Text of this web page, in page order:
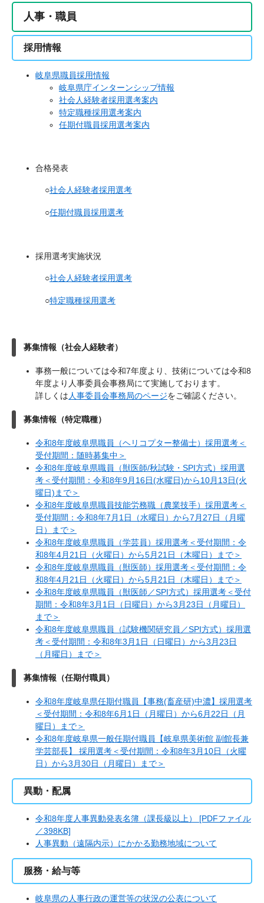
人事・職員
採用情報
岐阜県職員採用情報
岐阜県庁インターンシップ情報
社会人経験者採用選考案内
特定職種採用選考案内
任期付職員採用選考案内
合格発表
○社会人経験者採用選考
○任期付職員採用選考
採用選考実施状況
○社会人経験者採用選考
○特定職種採用選考
募集情報（社会人経験者）
事務一般については令和7年度より、技術については令和8
年度より人事委員会事務局にて実施しております。
​詳しくは人事委員会事務局のページをご確認ください。
募集情報（特定職種）
令和8年度岐阜県職員（ヘリコプター整備士）採用選考＜
受付期間：随時募集中＞
令和8年度岐阜県職員（獣医師/秋試験・SPI方式）採用選
考＜受付期間：令和8年9月16日(水曜日)から10月13日(火
曜日)まで＞
令和8年度岐阜県職員技能労務職（農業技手）採用選考＜
受付期間：令和8年7月1日（水曜日）から7月27日（月曜
日）まで＞
令和8年度岐阜県職員（学芸員）採用選考＜受付期間：令
和8年4月21日（火曜日）から5月21日（木曜日）まで＞
令和8年度岐阜県職員（獣医師）採用選考＜受付期間：令
和8年4月21日（火曜日）から5月21日（木曜日）まで＞
令和8年度岐阜県職員（獣医師／SPI方式）採用選考＜受付
期間：令和8年3月1日（日曜日）から3月23日（月曜日）
まで＞
令和8年度岐阜県職員（試験機関研究員／SPI方式）採用選
考＜受付期間：令和8年3月1日（日曜日）から3月23日
（月曜日）まで＞
募集情報（任期付職員）
令和8年度岐阜県任期付職員【事務(畜産研)中濃】採用選考
＜受付期間：令和8年6月1日（月曜日）から6月22日（月
曜日）まで＞
令和8年度岐阜県一般任期付職員【岐阜県美術館 副館長兼
学芸部長】 採用選考＜受付期間：令和8年3月10日（火曜
日）から3月30日（月曜日）まで＞
異動・配属
令和8年度人事異動発表名簿（課長級以上） [PDFファイル
／398KB]
人事異動（遠隔内示）にかかる勤務地域について
服務・給与等
岐阜県の人事行政の運営等の状況の公表について